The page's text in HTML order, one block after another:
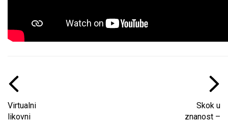
Virtualni
likovni
Skok u
znanost –